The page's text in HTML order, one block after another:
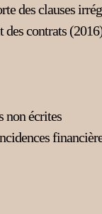
des clauses
contrats
non écrites